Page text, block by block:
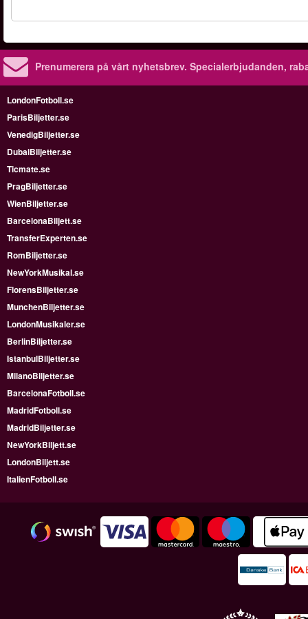
Prenumerera på vårt nyhetsbrev. Specialerbjudanden,
LondonFotboll.se
ParisBiljetter.se
VenedigBiljetter.se
DubaiBiljetter.se
Ticmate.se
PragBiljetter.se
WienBiljetter.se
BarcelonaBiljett.se
TransferExperten.se
RomBiljetter.se
NewYorkMusikal.se
FlorensBiljetter.se
MunchenBiljetter.se
LondonMusikaler.se
BerlinBiljetter.se
IstanbulBiljetter.se
MilanoBiljetter.se
BarcelonaFotboll.se
MadridFotboll.se
MadridBiljetter.se
NewYorkBiljett.se
LondonBiljett.se
ItalienFotboll.se